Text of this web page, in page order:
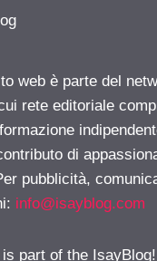
web è parte del
rete editoriale
di
pubblicità,
info@isayblog.com
part of the